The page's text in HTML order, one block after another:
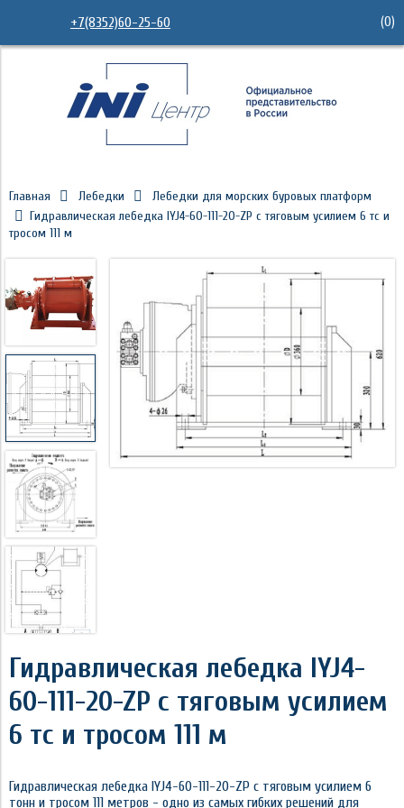
+7(8352)60-25-60 (0)
Главная Лебедки
Лебедки для морских буровых платформ
Гидравлическая лебедка IYJ4-60-111-20-ZP с тяговым усилием 6 тс и
тросом 111 м
Гидравлическая лебедка IYJ4-
60-111-20-ZP с тяговым усилием
6 тс и тросом 111 м
Гидравлическая лебедка IYJ4-60-111-20-ZP с тяговым усилием 6
тонн и тросом 111 метров - одно из самых гибких решений для